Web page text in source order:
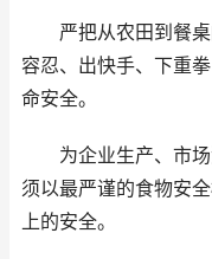
严把从农田到餐桌
容忍、出快手、下重
命安全。
为企业生产、市场
须以最严谨的食物安
上的安全。